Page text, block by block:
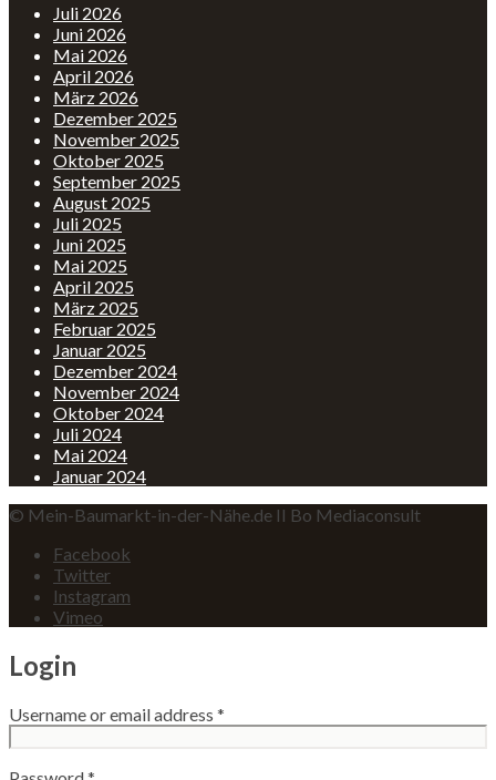
Juli 2026
Juni 2026
Mai 2026
April 2026
März 2026
Dezember 2025
November 2025
Oktober 2025
September 2025
August 2025
Juli 2025
Juni 2025
Mai 2025
April 2025
März 2025
Februar 2025
Januar 2025
Dezember 2024
November 2024
Oktober 2024
Juli 2024
Mai 2024
Januar 2024
© Mein-Baumarkt-in-der-Nähe.de II Bo Mediaconsult
Facebook
Twitter
Instagram
Vimeo
Login
Username or email address *